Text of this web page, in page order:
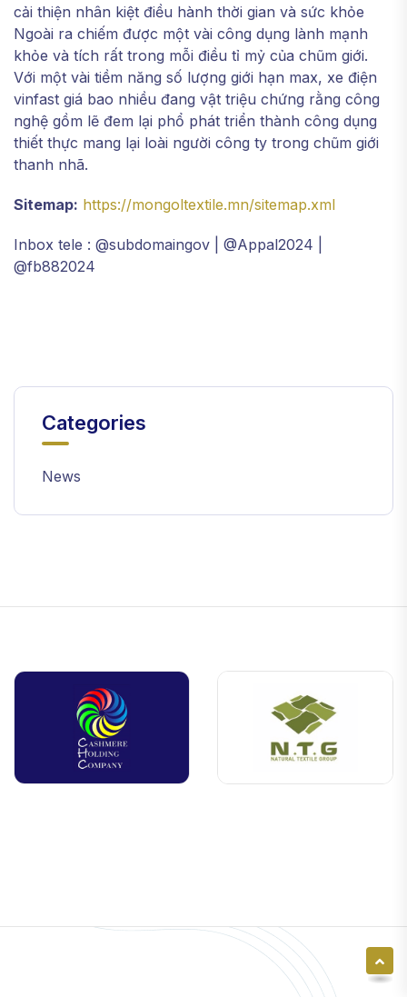
cải thiện nhân kiệt điều hành thời gian và sức khỏe
Ngoài ra chiếm được một vài công dụng lành mạnh
khỏe và tích rất trong mỗi điều tỉ mỷ của chũm giới.
Với một vài tiềm năng số lượng giới hạn max, xe điện
vinfast giá bao nhiều đang vật triệu chứng rằng công
nghệ gồm lẽ đem lại phổ phát triển thành công dụng
thiết thực mang lại loài người công ty trong chũm giới
thanh nhã.
Sitemap: https://mongoltextile.mn/sitemap.xml
Inbox tele : @subdomaingov | @Appal2024 |
@fb882024
Categories
News